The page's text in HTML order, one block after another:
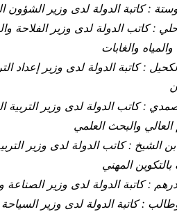
: كاتبة الدولة لدى وزير الشؤون
: كاتب الدولة لدى وزير الفلاحة
والغابات
: كاتبة الدولة لدى وزير إعداد
: كاتب الدولة لدى وزير التربية
العالي والبحث العلمي
الشيخ : كاتب الدولة لدى وزير
المهني
: كاتبة الدولة لدى وزير الصناعة
: كاتبة الدولة لدى وزير